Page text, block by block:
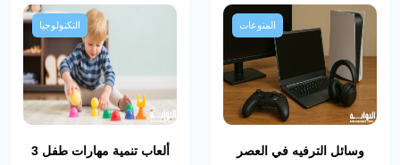
المنوعات
وسائل الترفيه في العصر
التكنولوجيا
ألعاب تنمية مهارات طفل 3